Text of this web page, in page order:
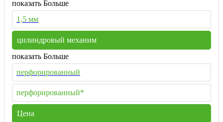
показать Больше
1,5 мм
цилиндровый механим
показать Больше
перфорированный
перфорированный*
Цена